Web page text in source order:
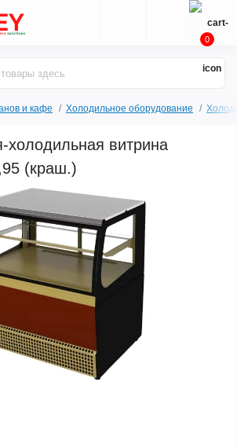
0
и кафе Холодильное оборудование
холодильная витрина
(краш.)